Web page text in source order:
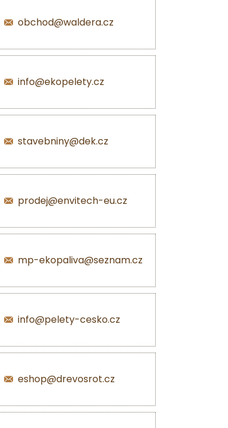
obchod@waldera.cz
info@ekopelety.cz
stavebniny@dek.cz
prodej@envitech-eu.cz
mp-ekopaliva@seznam.cz
info@pelety-cesko.cz
eshop@drevosrot.cz